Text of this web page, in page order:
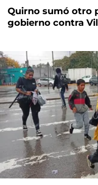
Quirno sumó otro
gobierno contra